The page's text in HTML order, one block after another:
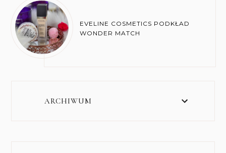
EVELINE COSMETICS PODKŁAD
WONDER MATCH
ARCHIWUM